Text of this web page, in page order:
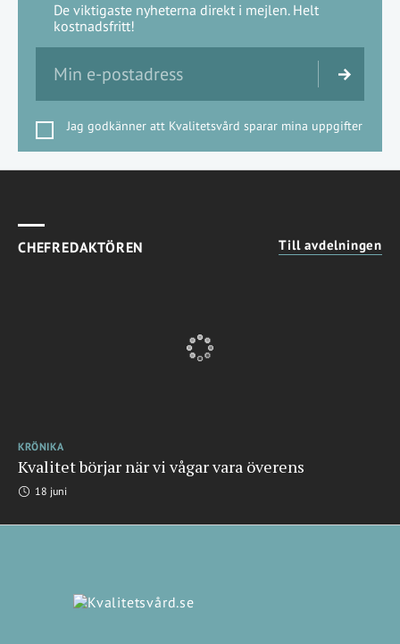
De viktigaste nyheterna direkt i mejlen. Helt
kostnadsfritt!
Jag godkänner att Kvalitetsvård sparar mina uppgifter
CHEFREDAKTÖREN Till avdelningen
KRÖNIKA
Kvalitet börjar när vi vågar vara överens
18 juni